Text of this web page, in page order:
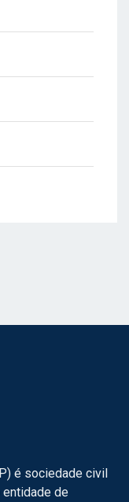
é sociedade civil
de